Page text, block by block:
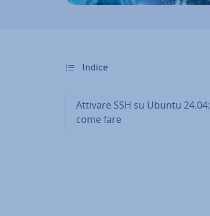
Indice
Attivare SSH su Ubuntu 24.04:
come fare